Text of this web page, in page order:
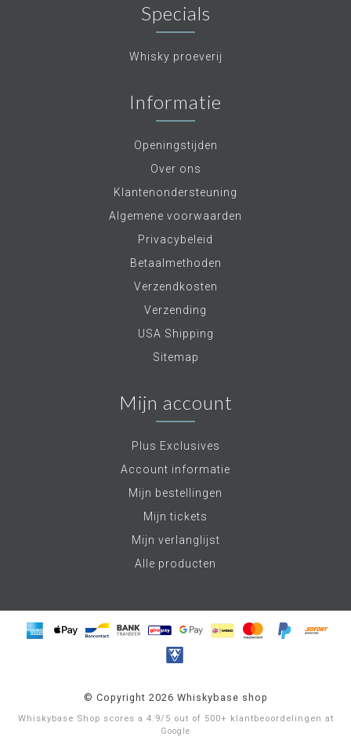
Specials
Whisky proeverij
Informatie
Openingstijden
Over ons
Klantenondersteuning
Algemene voorwaarden
Privacybeleid
Betaalmethoden
Verzendkosten
Verzending
USA Shipping
Sitemap
Mijn account
Plus Exclusives
Account informatie
Mijn bestellingen
Mijn tickets
Mijn verlanglijst
Alle producten
© Copyright 2026 Whiskybase shop
Whiskybase Shop scores a 4.9/ 5 out of 500+ klantbeoordelingen at
Google